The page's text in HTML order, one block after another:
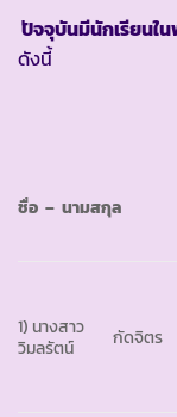
ปัจจุบันมีนักเรียนใน
ดังนี้
ชื่อ – นามสกุล
1) นางสาว
วิมลรัตน์
กัดจิตร